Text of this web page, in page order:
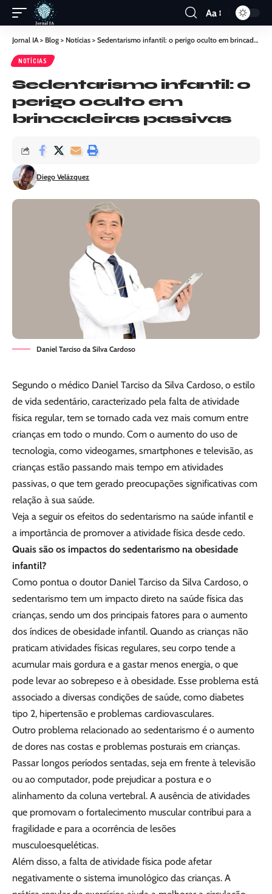
Aa
Jornal IA> Blog > Notícias > Sedentarismo infantil: o perigo oculto em brincadeiras passivas
NOTÍCIAS
Sedentarismo infantil: o
perigo oculto em
brincadeiras passivas
Diego Velázquez
Daniel Tarciso da Silva Cardoso
Segundo o médico Daniel Tarciso da Silva Cardoso, o estilo
de vida sedentário, caracterizado pela falta de atividade
física regular, tem se tornado cada vez mais comum entre
crianças em todo o mundo. Com o aumento do uso de
tecnologia, como videogames, smartphones e televisão, as
crianças estão passando mais tempo em atividades
passivas, o que tem gerado preocupações significativas com
relação à sua saúde.
Veja a seguir os efeitos do sedentarismo na saúde infantil e
a importância de promover a atividade física desde cedo.
Quais são os impactos do sedentarismo na obesidade
infantil?
Como pontua o doutor Daniel Tarciso da Silva Cardoso, o
sedentarismo tem um impacto direto na saúde física das
crianças, sendo um dos principais fatores para o aumento
dos índices de obesidade infantil. Quando as crianças não
praticam atividades físicas regulares, seu corpo tende a
acumular mais gordura e a gastar menos energia, o que
pode levar ao sobrepeso e à obesidade. Esse problema está
associado a diversas condições de saúde, como diabetes
tipo 2, hipertensão e problemas cardiovasculares.
Outro problema relacionado ao sedentarismo é o aumento
de dores nas costas e problemas posturais em crianças.
Passar longos períodos sentadas, seja em frente à televisão
ou ao computador, pode prejudicar a postura e o
alinhamento da coluna vertebral. A ausência de atividades
que promovam o fortalecimento muscular contribui para a
fragilidade e para a ocorrência de lesões
musculoesqueléticas.
Além disso, a falta de atividade física pode afetar
negativamente o sistema imunológico das crianças. A